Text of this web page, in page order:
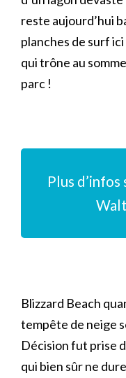
reste aujourd’hui
planches de surf
qui trône au
parc !
Plus d’infos
Blizzard Beach
tempête de neige
Décision fut prise
qui bien sûr ne